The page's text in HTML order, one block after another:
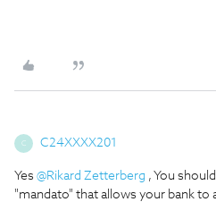
C C24XXXX201
Yes @Rikard Zetterberg , You
"mandato" that allows your bank to